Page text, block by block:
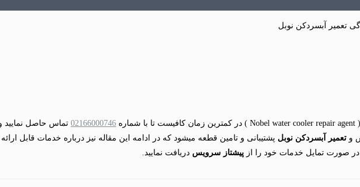
( Nobel water cooler repair agent ) در کمترین زمان کافیست تا با شماره 02166000746 تماس حاصل نمایید
و تعمیر آبسردکن نوبل پشتیبانی و تامین قطعه میشود که در ادامه این مقاله نیز درباره خدمات قابل
صورت تمایل خدمات خود را از پیشتاز سرویس دریافت نمایید.